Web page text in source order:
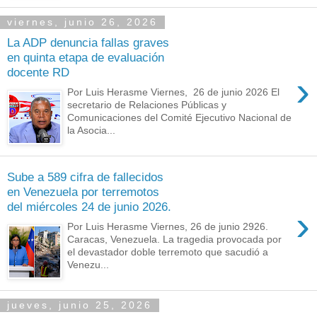
viernes, junio 26, 2026
La ADP denuncia fallas graves
en quinta etapa de evaluación
docente RD
›
Por Luis Herasme Viernes, 26 de junio 2026 El
secretario de Relaciones Públicas y
Comunicaciones del Comité Ejecutivo Nacional de
la Asocia...
Sube a 589 cifra de fallecidos
en Venezuela por terremotos
del miércoles 24 de junio 2026.
›
Por Luis Herasme Viernes, 26 de junio 2926.
Caracas, Venezuela. La tragedia provocada por
el devastador doble terremoto que sacudió a
Venezu...
jueves, junio 25, 2026